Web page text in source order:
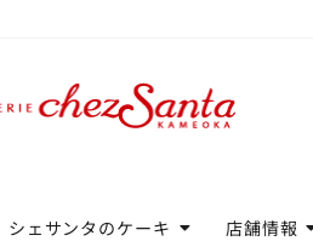
シェサンタのケーキ 店舗情報